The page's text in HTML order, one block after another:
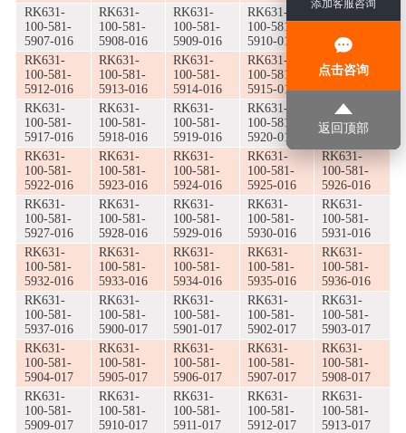
添加客服咨询
点击咨询
返回顶部
RK631-
100-581-
5907-016
RK631-
100-581-
5908-016
RK631-
100-581-
5909-016
RK631-
100-581-
5910-016
RK631-
5911-016
RK631-
100-581-
5912-016
RK631-
100-581-
5913-016
RK631-
100-581-
5914-016
RK631-
100-581-
5915-016
RK631-
100-581-
5916-016
RK631-
100-581-
5917-016
RK631-
100-581-
5918-016
RK631-
100-581-
5919-016
RK631-
100-581-
5920-016
RK631-
100-581-
5921-016
RK631-
100-581-
5922-016
RK631-
100-581-
5923-016
RK631-
100-581-
5924-016
RK631-
100-581-
5925-016
RK631-
100-581-
5926-016
RK631-
100-581-
5927-016
RK631-
100-581-
5928-016
RK631-
100-581-
5929-016
RK631-
100-581-
5930-016
RK631-
100-581-
5931-016
RK631-
100-581-
5932-016
RK631-
100-581-
5933-016
RK631-
100-581-
5934-016
RK631-
100-581-
5935-016
RK631-
100-581-
5936-016
RK631-
100-581-
5937-016
RK631-
100-581-
5900-017
RK631-
100-581-
5901-017
RK631-
100-581-
5902-017
RK631-
100-581-
5903-017
RK631-
100-581-
5904-017
RK631-
100-581-
5905-017
RK631-
100-581-
5906-017
RK631-
100-581-
5907-017
RK631-
100-581-
5908-017
RK631-
100-581-
5909-017
RK631-
100-581-
5910-017
RK631-
100-581-
5911-017
RK631-
100-581-
5912-017
RK631-
100-581-
5913-017